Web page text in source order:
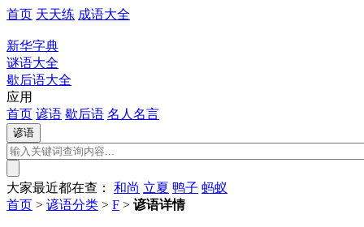
首页 天天练 成语大全
新华字典
谜语大全
歇后语大全
应用
首页 谚语 歇后语 名人名言
大家最近都在查： 和尚 立夏 鸭子 蚂蚁
首页 > 谚语分类 > F > 谚语详情